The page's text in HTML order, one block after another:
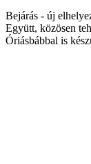
Bejárás - új
Együtt, közösen
Óriásbábbal is